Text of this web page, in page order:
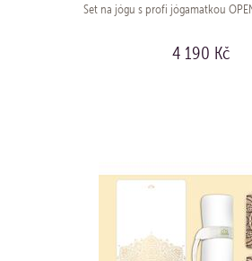
Set na jógu s profi jógamatkou
4 190 Kč